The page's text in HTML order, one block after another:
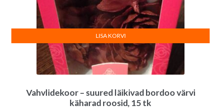
Vahvlidekoor – suured läikivad bordoo värvi
käharad roosid, 15 tk
LISA KORVI